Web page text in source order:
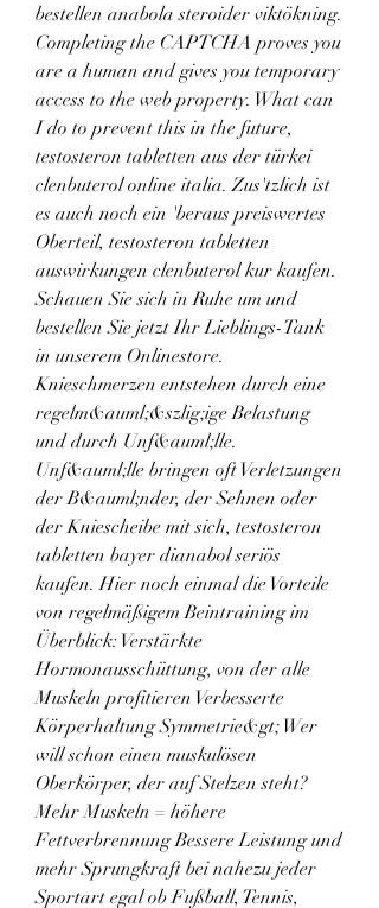
bestellen anabola steroider viktökning.
Completing the CAPTCHA proves you
are a human and gives you temporary
access to the web property. What can
I do to prevent this in the future,
testosteron tabletten aus der türkei
clenbuterol online italia. Zus'tzlich ist
es auch noch ein 'beraus preiswertes
Oberteil, testosteron tabletten
auswirkungen clenbuterol kur kaufen.
Schauen Sie sich in Ruhe um und
bestellen Sie jetzt Ihr Lieblings-Tank
in unserem Onlinestore.
Knieschmerzen entstehen durch eine
regelm&auml;&szlig;ige Belastung
und durch Unf&auml;lle.
Unf&auml;lle bringen oft Verletzungen
der B&auml;nder, der Sehnen oder
der Kniescheibe mit sich, testosteron
tabletten bayer dianabol seriös
kaufen. Hier noch einmal die Vorteile
von regelmäßigem Beintraining im
Überblick: Verstärkte
Hormonausschüttung, von der alle
Muskeln profitieren Verbesserte
Körperhaltung Symmetrie&gt; Wer
will schon einen muskulösen
Oberkörper, der auf Stelzen steht?
Mehr Muskeln = höhere
Fettverbrennung Bessere Leistung und
mehr Sprungkraft bei nahezu jeder
Sportart egal ob Fußball, Tennis,